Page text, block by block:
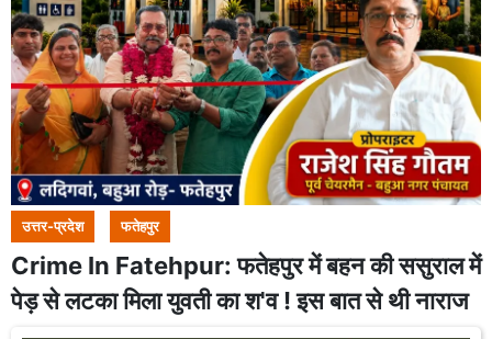
उत्तर-प्रदेश फतेहपुर
Crime In Fatehpur: फतेहपुर में बहन की ससुराल में
पेड़ से लटका मिला युवती का श'व ! इस बात से थी नाराज